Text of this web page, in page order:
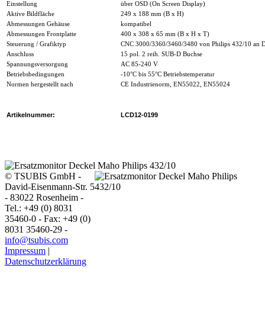
Einstellung
über OSD (On Screen Display)
Aktive Bildfläche
249 x 188 mm (B x H)
Abmessungen Gehäuse
kompatibel
Abmessungen Frontplatte
400 x 308 x 65 mm (B x H x T)
Steuerung / Grafiktyp
CNC 3000/3360/3460/3480 von Philips 432/10 an
Anschluss
15 pol. 2 reih. SUB-D Buchse
Spannungsversorgung
AC 85-240 V
Betriebsbedingungen
-10°C bis 55°C Betriebstemperatur
Normen hergestellt nach
CE Industrienorm, EN55022, EN55024
Artikelnummer: LCD12-0199
© TSUBIS GmbH -
David-Eisenmann-Str. 5
- 83022 Rosenheim -
Tel.: +49 (0) 8031
35460-0 - Fax: +49 (0)
8031 35460-29 -
info@tsubis.com
Impressum |
Datenschutzerklärung